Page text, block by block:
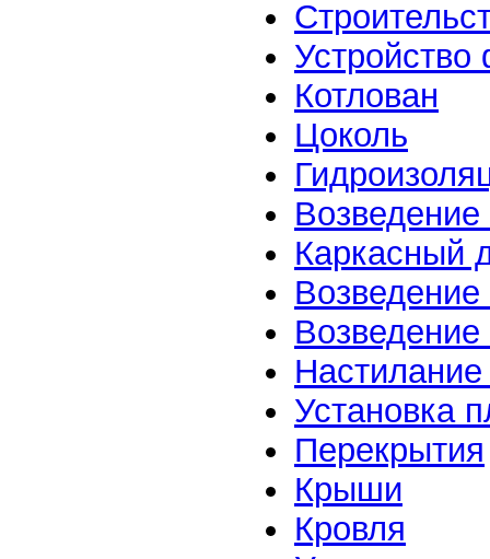
Котлован
Цоколь
Возведение
Каркасный
Возведение
Установка
Перекрытия
Крыши
Кровля